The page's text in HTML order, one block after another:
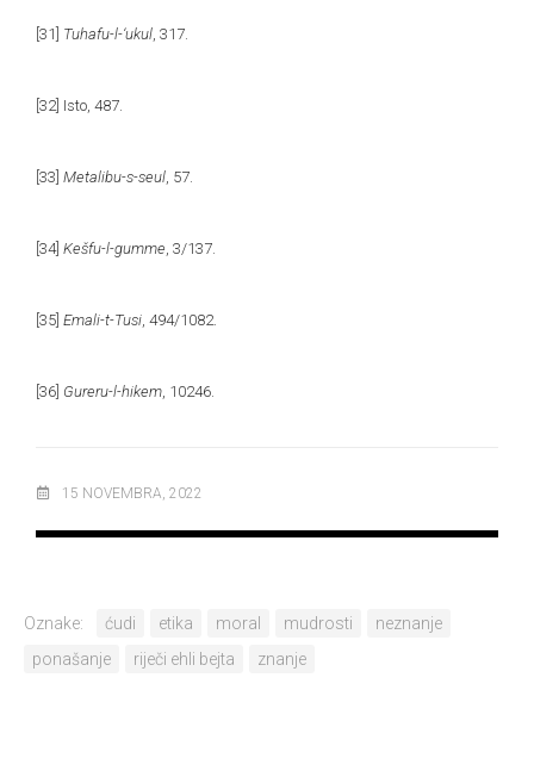
[31] Tuhafu-l-‘ukul , 317.
[32] Isto, 487.
[33] Metalibu-s-seul , 57.
[34] Kešfu-l-gumme , 3/137.
[35] Emali-t-Tusi , 494/1082.
[36] Gureru-l-hikem , 10246.
15 NOVEMBRA, 2022
Oznake: ćudi etika moral mudrosti
neznanje
ponašanje
riječi ehli bejta znanje